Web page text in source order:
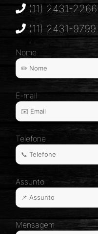
(11) 2431-2266
(11) 2431-9799
Nome
E-mail
Telefone
Assunto
Mensagem